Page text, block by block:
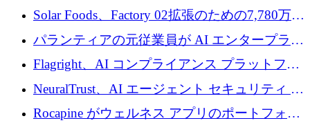
ースし、60 万ドルのプレシード資金を確保
Solar Foods、Factory 02拡張のための7,780万ユ
ーロの資金調達パッケージを獲得
パランティアの元従業員が AI エンタープライ
ズ スタートアップの Conduct に 6,000 万ドル
を調達
Flagright、AI コンプライアンス プラットフォ
ームを拡張するためにシリーズ A で 1,250 万
ドルを確保
NeuralTrust、AI エージェント セキュリティ プ
ラットフォームの拡張に 2,000 万ドルを調達
Rocapine がウェルネス アプリのポートフォリ